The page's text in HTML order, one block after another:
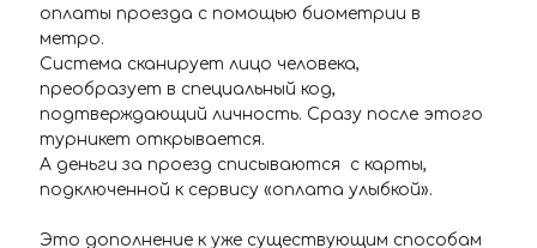
оплаты проезда с помощью биометрии в
метро.
Система сканирует лицо человека,
преобразует в специальный код,
подтверждающий личность. Сразу после этого
турникет открывается.
А деньги за проезд списываются с карты,
подключенной к сервису «оплата улыбкой».
Это дополнение к уже существующим способам